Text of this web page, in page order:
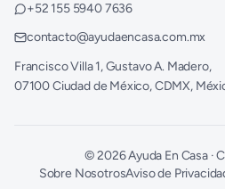
+52 155 5940 7636
contacto@ayudaencasa.com.mx
Francisco Villa 1, Gustavo A. Madero,
07100 Ciudad de México, CDMX,
©2026Ayuda En Casa ·
Sobre NosotrosAviso de